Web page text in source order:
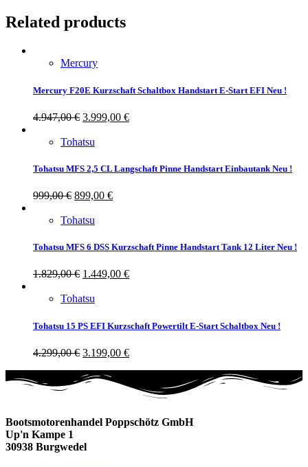
Related products
Mercury
Mercury F20E Kurzschaft Schaltbox Handstart E-Start EFI Neu !
4.947,00€ 3.999,00 €
Tohatsu
Tohatsu MFS 2,5 CL Langschaft Pinne Handstart Einbautank Neu !
999,00€ 899,00 €
Tohatsu
Tohatsu MFS 6 DSS Kurzschaft Pinne Handstart Tank 12 Liter Neu !
1.829,00€ 1.449,00 €
Tohatsu
Tohatsu 15 PS EFI Kurzschaft Powertilt E-Start Schaltbox Neu !
4.299,00€ 3.199,00 €
Bootsmotorenhandel Poppschötz GmbH
Up'n Kampe 1
30938 Burgwedel